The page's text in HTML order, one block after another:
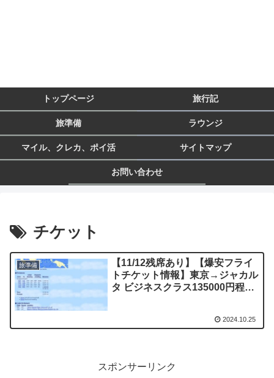
トップページ 旅行記
旅準備 ラウンジ
マイル、クレカ、ポイ活 サイトマップ
お問い合わせ
チケット
旅準備
【11/12残席あり】【爆安フライ
トチケット情報】東京→ジャカル
タ ビジネスクラス135000円程
2024.10.25
スポンサーリンク